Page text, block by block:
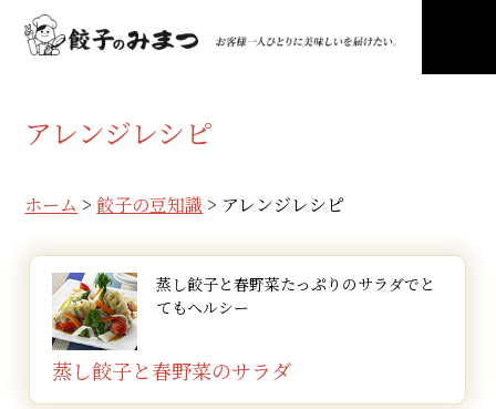
アレンジレシピ
ホーム >餃子の豆知識 > アレンジレシピ
蒸し餃子と春野菜たっぷりのサラダでと
てもヘルシー
蒸し餃子と春野菜のサラダ
蒸し餃子と
材料： 2人分
菜の花
アスパラ
ゆで筍
山うど
一口餃子のミニメンチ
揚げ餃子の甘酢あんかけ
生餃子のおろしポン酢
メです！
餃子炒飯
一口餃子とキムチの炒め物
ます。
餃子のヘルシー鍋
材料： 2人分
白菜
200g
長ねぎ
にら
人参
肉しゅうまい饅頭
肉しゅうまいのミニロールキャベツ
麻婆餃子
材料： 2人分
市販のマーボーの素
2人分
水
万能ねぎ
油
しゅうまいと餃子の串揚げ
餃子バーガー
餃子に合うソース・たれ
ポン酢だれ
さっぱりと餃子が進みます
ポン酢
大さじ2
大根おろし
大さじ2
味噌だれ
辛いので付け過ぎに注意！
餃子塩焼きそば
餃子ピザ
しゅうまいシチュー
材料： 2人分
じゃがいも
玉ねぎ
人参
いんげん
餃子入り厚焼き玉子
しゅうまいポトフ
肉焼売の煮物
生餃子のトマト煮ニョッキ風
生餃子のドライカレー
餃子の南蛮漬け中華風
餃子キッシュ
おすすめです！
焼き餃子
10個程度
ほうれん草
1/2束
プチトマト
卵
牛乳
100ml
餃子ペペロンチーノ
餃子ラザニア
材料： 4人分
デミグラスソース
400g
ピザ用チーズ
パン粉
刻みパセリ
餃子炊き込みご飯
餃子コロッケ
餃子餡の揚げ焼きそば